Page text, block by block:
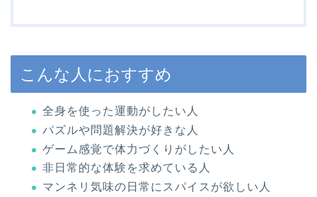
こんな人におすすめ
全身を使った運動がしたい人
パズルや問題解決が好きな人
ゲーム感覚で体力づくりがしたい人
非日常的な体験を求めている人
マンネリ気味の日常にスパイスが欲しい人